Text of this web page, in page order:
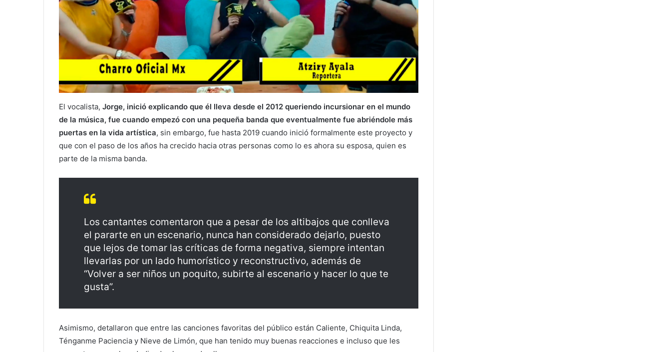
El vocalista, Jorge, inició explicando que él lleva desde el 2012 queriendo incursionar en el mundo
de la música, fue cuando empezó con una pequeña banda que eventualmente fue abriéndole más
puertas en la vida artística, sin embargo, fue hasta 2019 cuando inició formalmente este proyecto y
que con el paso de los años ha crecido hacia otras personas como lo es ahora su esposa, quien es
parte de la misma banda.
Los cantantes comentaron que a pesar de los altibajos que conlleva
el pararte en un escenario, nunca han considerado dejarlo, puesto
que lejos de tomar las críticas de forma negativa, siempre intentan
llevarlas por un lado humorístico y reconstructivo, además de
“Volver a ser niños un poquito, subirte al escenario y hacer lo que te
gusta”.
Asimismo, detallaron que entre las canciones favoritas del público están Caliente, Chiquita Linda,
Ténganme Paciencia y Nieve de Limón, que han tenido muy buenas reacciones e incluso que les